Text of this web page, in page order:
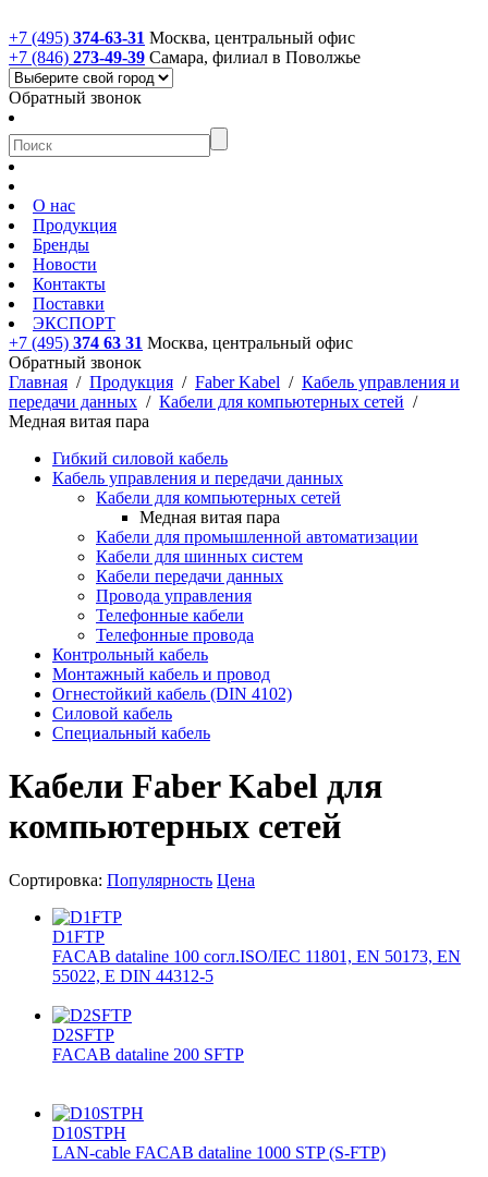
+7 (495) 374-63-31 Москва, центральный офис
+7 (846) 273-49-39 Самара, филиал в Поволжье
Обратный звонок
О нас
Продукция
Бренды
Новости
Контакты
Поставки
ЭКСПОРТ
+7 (495) 374 63 31 Москва, центральный офис
Обратный звонок
Главная / Продукция / Faber Kabel / Кабель управления и
передачи данных / Кабели для компьютерных сетей /
Медная витая пара
Гибкий силовой кабель
Кабель управления и передачи данных
Кабели для компьютерных сетей
Медная витая пара
Кабели для промышленной автоматизации
Кабели для шинных систем
Кабели передачи данных
Провода управления
Телефонные кабели
Телефонные провода
Контрольный кабель
Монтажный кабель и провод
Огнестойкий кабель (DIN 4102)
Силовой кабель
Специальный кабель
Кабели Faber Kabel для
компьютерных сетей
Сортировка: Популярность Цена
D1FTP
FACAB dataline 100 согл.ISO/IEC 11801, EN 50173, EN
55022, E DIN 44312-5
D2SFTP
FACAB dataline 200 SFTP
D10STPH
LAN-cable FACAB dataline 1000 STP (S-FTP)